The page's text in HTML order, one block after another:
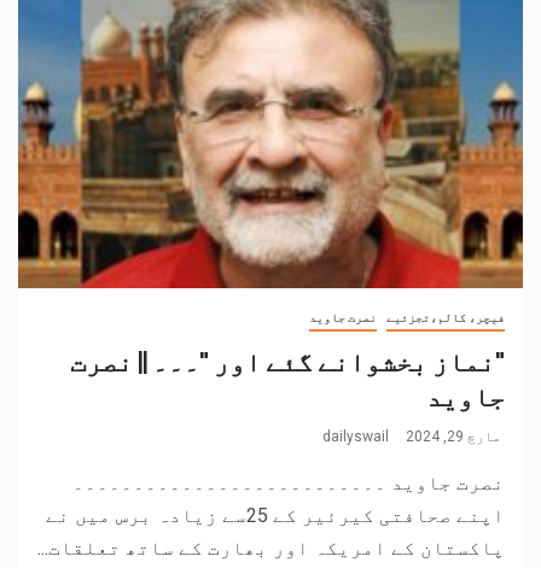
فیچر، کالم،تجزئیے نصرت جاوید
"نماز بخشوانے گئے اور "۔۔۔ || نصرت
جاوید
مارچ 29, 2024 dailyswail
نصرت جاوید ۔۔۔۔۔۔۔۔۔۔۔۔۔۔۔۔۔۔۔۔۔۔۔۔۔۔
اپنے صحافتی کیرئیر کے 25سے زیادہ برس میں نے
پاکستان کے امریکہ اور بھارت کے ساتھ تعلقات...